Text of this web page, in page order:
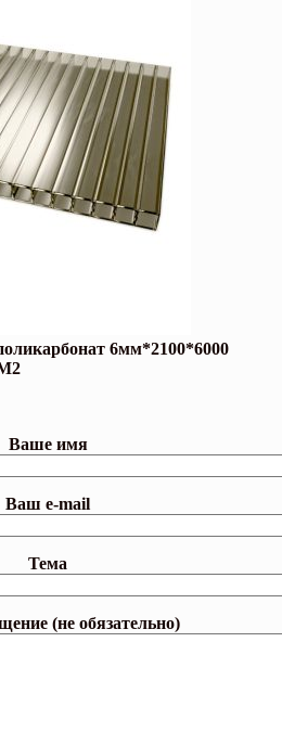
6мм*2100*6000
Ваше имя
Ваш e-mail
Тема
(не обязательно)